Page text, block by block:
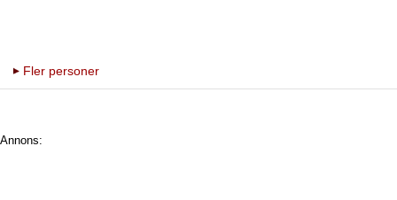
Fler personer
Annons: